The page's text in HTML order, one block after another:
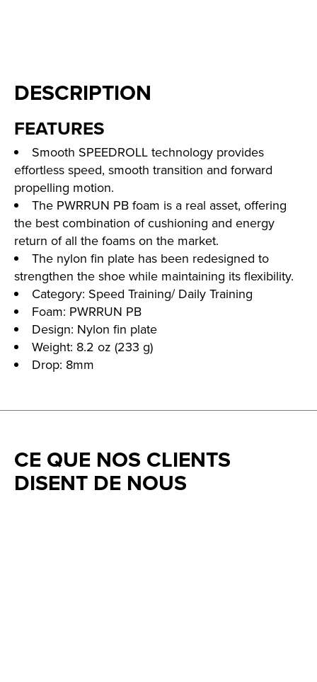
DESCRIPTION
FEATURES
Smooth SPEEDROLL technology provides
effortless speed, smooth transition and forward
propelling motion.
The PWRRUN PB foam is a real asset, offering
the best combination of cushioning and energy
return of all the foams on the market.
The nylon fin plate has been redesigned to
strengthen the shoe while maintaining its flexibility.
Category: Speed Training/ Daily Training
Foam: PWRRUN PB
Design: Nylon fin plate
Weight: 8.2 oz (233 g)
Drop: 8mm
CE QUE NOS CLIENTS
DISENT DE NOUS